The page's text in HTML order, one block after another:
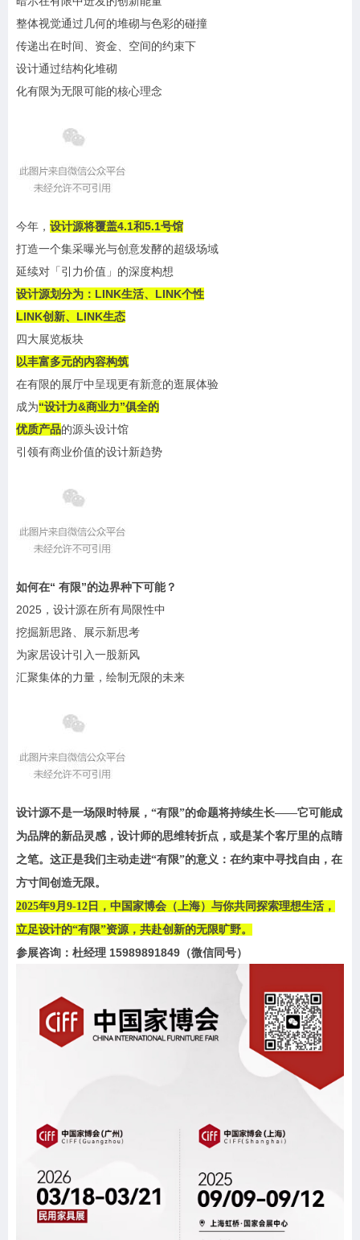
整体视觉通过几何的堆砌与色彩的碰撞
传递出在时间、资金、空间的约束下
设计通过结构化堆砌
化有限为无限可能的核心理念
今年， 设计源将覆盖4.1和5.1号馆
打造一个集采曝光与创意发酵的超级场域
延续对「引力价值」的深度构想
设计源划分为：LINK生活、LINK个性
LINK创新、LINK生态
四大展览板块
以丰富多元的内容构筑
在有限的展厅中呈现更有新意的逛展体验
成为“设计力&商业力”俱全的
优质产品的源头设计馆
引领有商业价值的设计新趋势
如何在“ 有限”的边界种下可能？
2025，设计源在所有局限性中
挖掘新思路、展示新思考
为家居设计引入一股新风
汇聚集体的力量，绘制无限的未来
设计源不是一场限时特展，“有限”的命题将持续生长——它可能成
为品牌的新品灵感，设计师的思维转折点，或是某个客厅里的点睛
之笔。这正是我们主动走进“有限”的意义：在约束中寻找自由，在
方寸间创造无限。
2025年9月9-12日，中国家博会（上海）与你共同探索理想生活，
立足设计的“有限”资源，共赴创新的无限旷野。
参展咨询：杜经理 15989891849（微信同号）